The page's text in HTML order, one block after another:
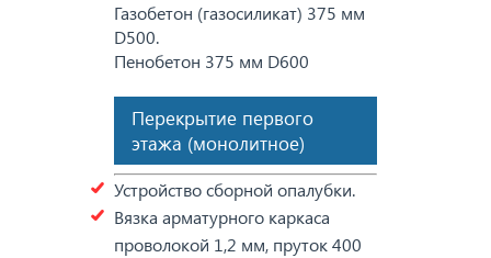
Газобетон (газосиликат) 375 мм
D500.
Пенобетон 375 мм D600
Перекрытие первого
этажа (монолитное)
Устройство сборной опалубки.
Вязка арматурного каркаса
проволокой 1,2 мм, пруток 400